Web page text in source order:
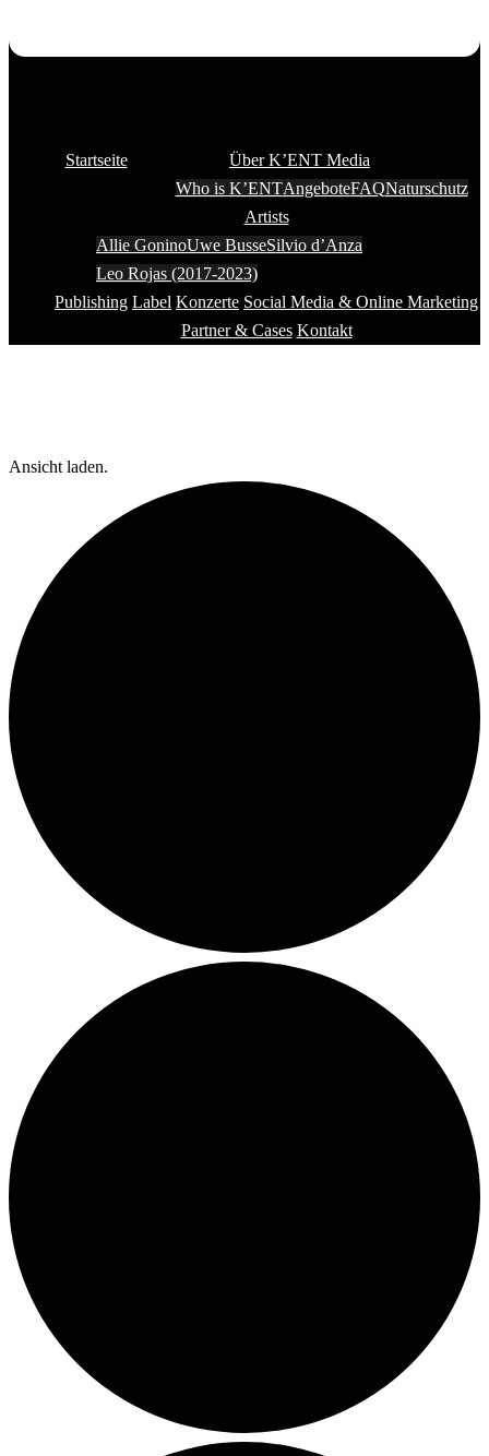
Startseite
Über K’ENT Media
Who is K’ENTAngeboteFAQNaturschutz
Artists
Allie GoninoUwe BusseSilvio d’Anza
Leo Rojas (2017-2023)
Publishing Label Konzerte Social Media & Online Marketing
Partner & Cases Kontakt
Ansicht laden.